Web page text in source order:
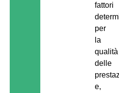
fattori
per
la
qualità
delle
e,